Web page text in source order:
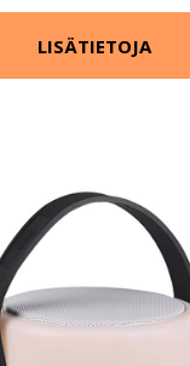
LISÄTIETOJA